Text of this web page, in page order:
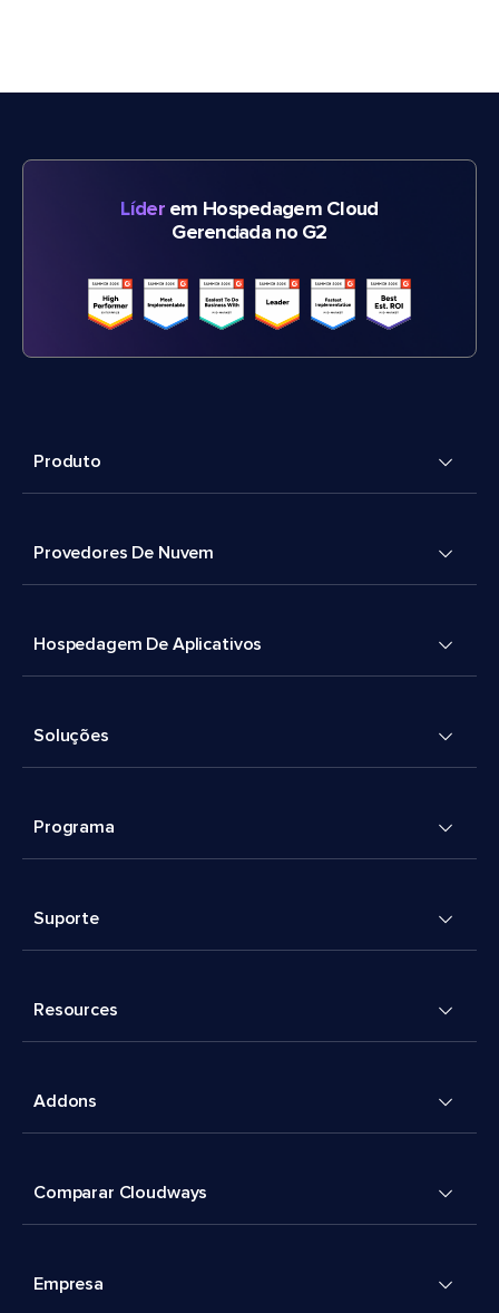
Líderem Hospedagem Cloud
Gerenciada no G2
Produto
Provedores De Nuvem
Hospedagem De Aplicativos
Soluções
Programa
Suporte
Resources
Addons
Comparar Cloudways
Empresa